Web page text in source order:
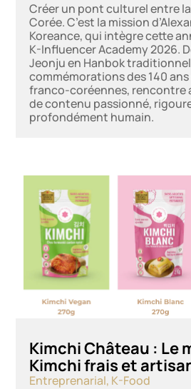
Créer un pont culturel entre
Corée. C’est la mission
Koreance, qui intègre cette
K-Influencer Academy 2026.
Jeonju en Hanbok
commémorations des 140
franco-coréennes, rencontre
de contenu passionné,
profondément humain.
Kimchi Château : Le
Kimchi frais et
Entreprenarial, K-Food